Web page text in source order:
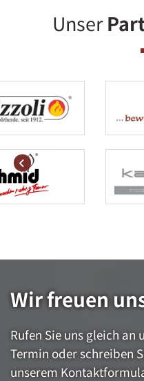
Unser
Wir freuen
Rufen Sie uns gleich an
Termin oder schreiben
unserem